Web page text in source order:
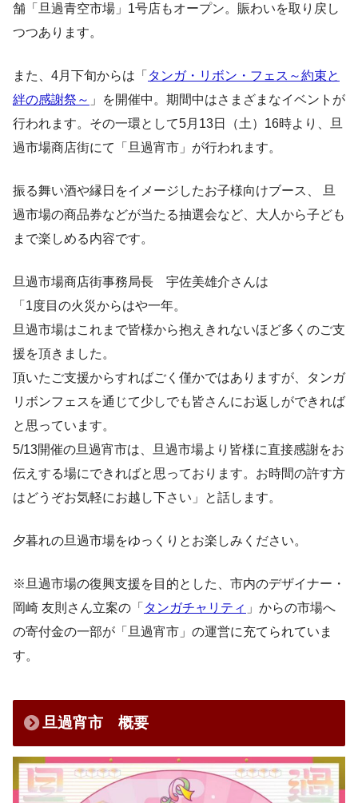
舗「旦過青空市場」1号店もオープン。賑わいを取り戻し
つつあります。
また、4月下旬からは「 タンガ・リボン・フェス～約束と
絆の感謝祭～ 」を開催中。期間中はさまざまなイベントが
行われます。その一環として5月13日（土）16時より、旦
過市場商店街にて「旦過宵市」が行われます。
振る舞い酒や縁日をイメージしたお子様向けブース、 旦
過市場の商品券などが当たる抽選会など、大人から子ども
まで楽しめる内容です。
旦過市場商店街事務局長 宇佐美雄介さんは
「1度目の火災からはや一年。
旦過市場はこれまで皆様から抱えきれないほど多くのご支
援を頂きました。
頂いたご支援からすればごく僅かではありますが、タンガ
リボンフェスを通じて少しでも皆さんにお返しができれば
と思っています。
5/13開催の旦過宵市は、旦過市場より皆様に直接感謝をお
伝えする場にできればと思っております。お時間の許す方
はどうぞお気軽にお越し下さい」と話します。
夕暮れの旦過市場をゆっくりとお楽しみください。
※旦過市場の復興支援を目的とした、市内のデザイナー・
岡崎 友則さん立案の「 タンガチャリティ 」からの市場へ
の寄付金の一部が「旦過宵市」の運営に充てられていま
す。
旦過宵市 概要